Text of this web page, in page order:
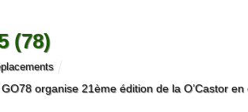
(78)
organise 21ème édition de la O’Castor